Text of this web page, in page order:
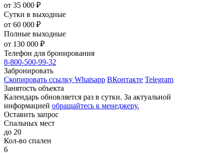
от 35 000 ₽
Сутки в выходные
от 60 000 ₽
Полные выходные
от 130 000 ₽
Телефон для бронирования
8-800-500-99-32
Забронировать
Скопировать ссылку Whatsapp ВКонтакте Telegram
Занятость объекта
Календарь обновляется раз в сутки. За актуальной
информацией обращайтесь к менеджеру.
Оставить запрос
Спальных мест
до 20
Кол-во спален
6